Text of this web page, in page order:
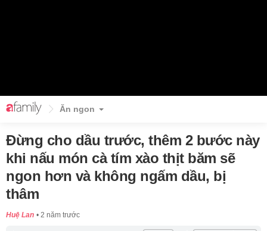
Ăn ngon
Đừng cho dầu trước, thêm 2 bước này
khi nấu món cà tím xào thịt băm sẽ
ngon hơn và không ngấm dầu, bị
thâm
Huệ Lan 2 năm trước